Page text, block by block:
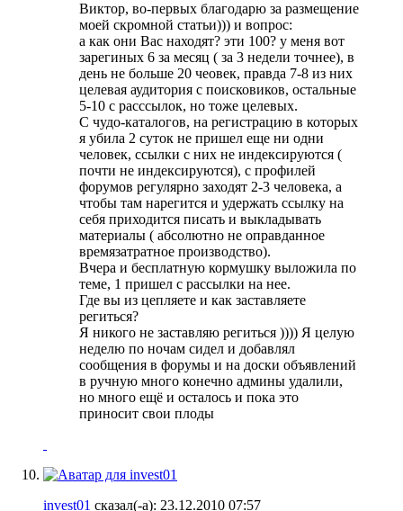
Виктор, во-первых благодарю за размещение
моей скромной статьи))) и вопрос:
а как они Вас находят? эти 100? у меня вот
зарегиных 6 за месяц ( за 3 недели точнее), в
день не больше 20 чеовек, правда 7-8 из них
целевая аудитория с поисковиков, остальные
5-10 с расссылок, но тоже целевых.
С чудо-каталогов, на регистрацию в которых
я убила 2 суток не пришел еще ни одни
человек, ссылки с них не индексируются (
почти не индексируются), с профилей
форумов регулярно заходят 2-3 человека, а
чтобы там нарегится и удержать ссылку на
себя приходится писать и выкладывать
материалы ( абсолютно не оправданное
времязатратное производство).
Вчера и бесплатную кормушку выложила по
теме, 1 пришел с рассылки на нее.
Где вы из цепляете и как заставляете
региться?
Я никого не заставляю региться )))) Я целую
неделю по ночам сидел и добавлял
сообщения в форумы и на доски объявлений
в ручную много конечно админы удалили,
но много ещё и осталось и пока это
приносит свои плоды
invest01 сказал(-а): 23.12.2010 07:57